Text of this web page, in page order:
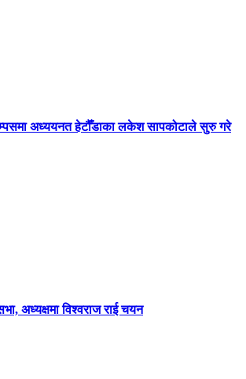
अध्ययनत हेटौँडाका लकेश सापकोटाले सुरु गरे
अध्यक्षमा विश्वराज राई चयन